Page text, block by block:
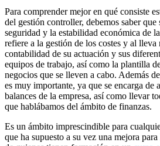
Para comprender mejor en qué consiste
del gestión controller, debemos saber que
seguridad y la estabilidad económica de
refiere a la gestión de los costes y al lleva
contabilidad de su actuación y sus
equipos de trabajo, así como la plantilla
negocios que se lleven a cabo. Además
es muy importante, ya que se encarga de
balances de la empresa, así como llevar
que hablábamos del ámbito de finanzas.
Es un ámbito imprescindible para
que ha supuesto a su vez una mejora